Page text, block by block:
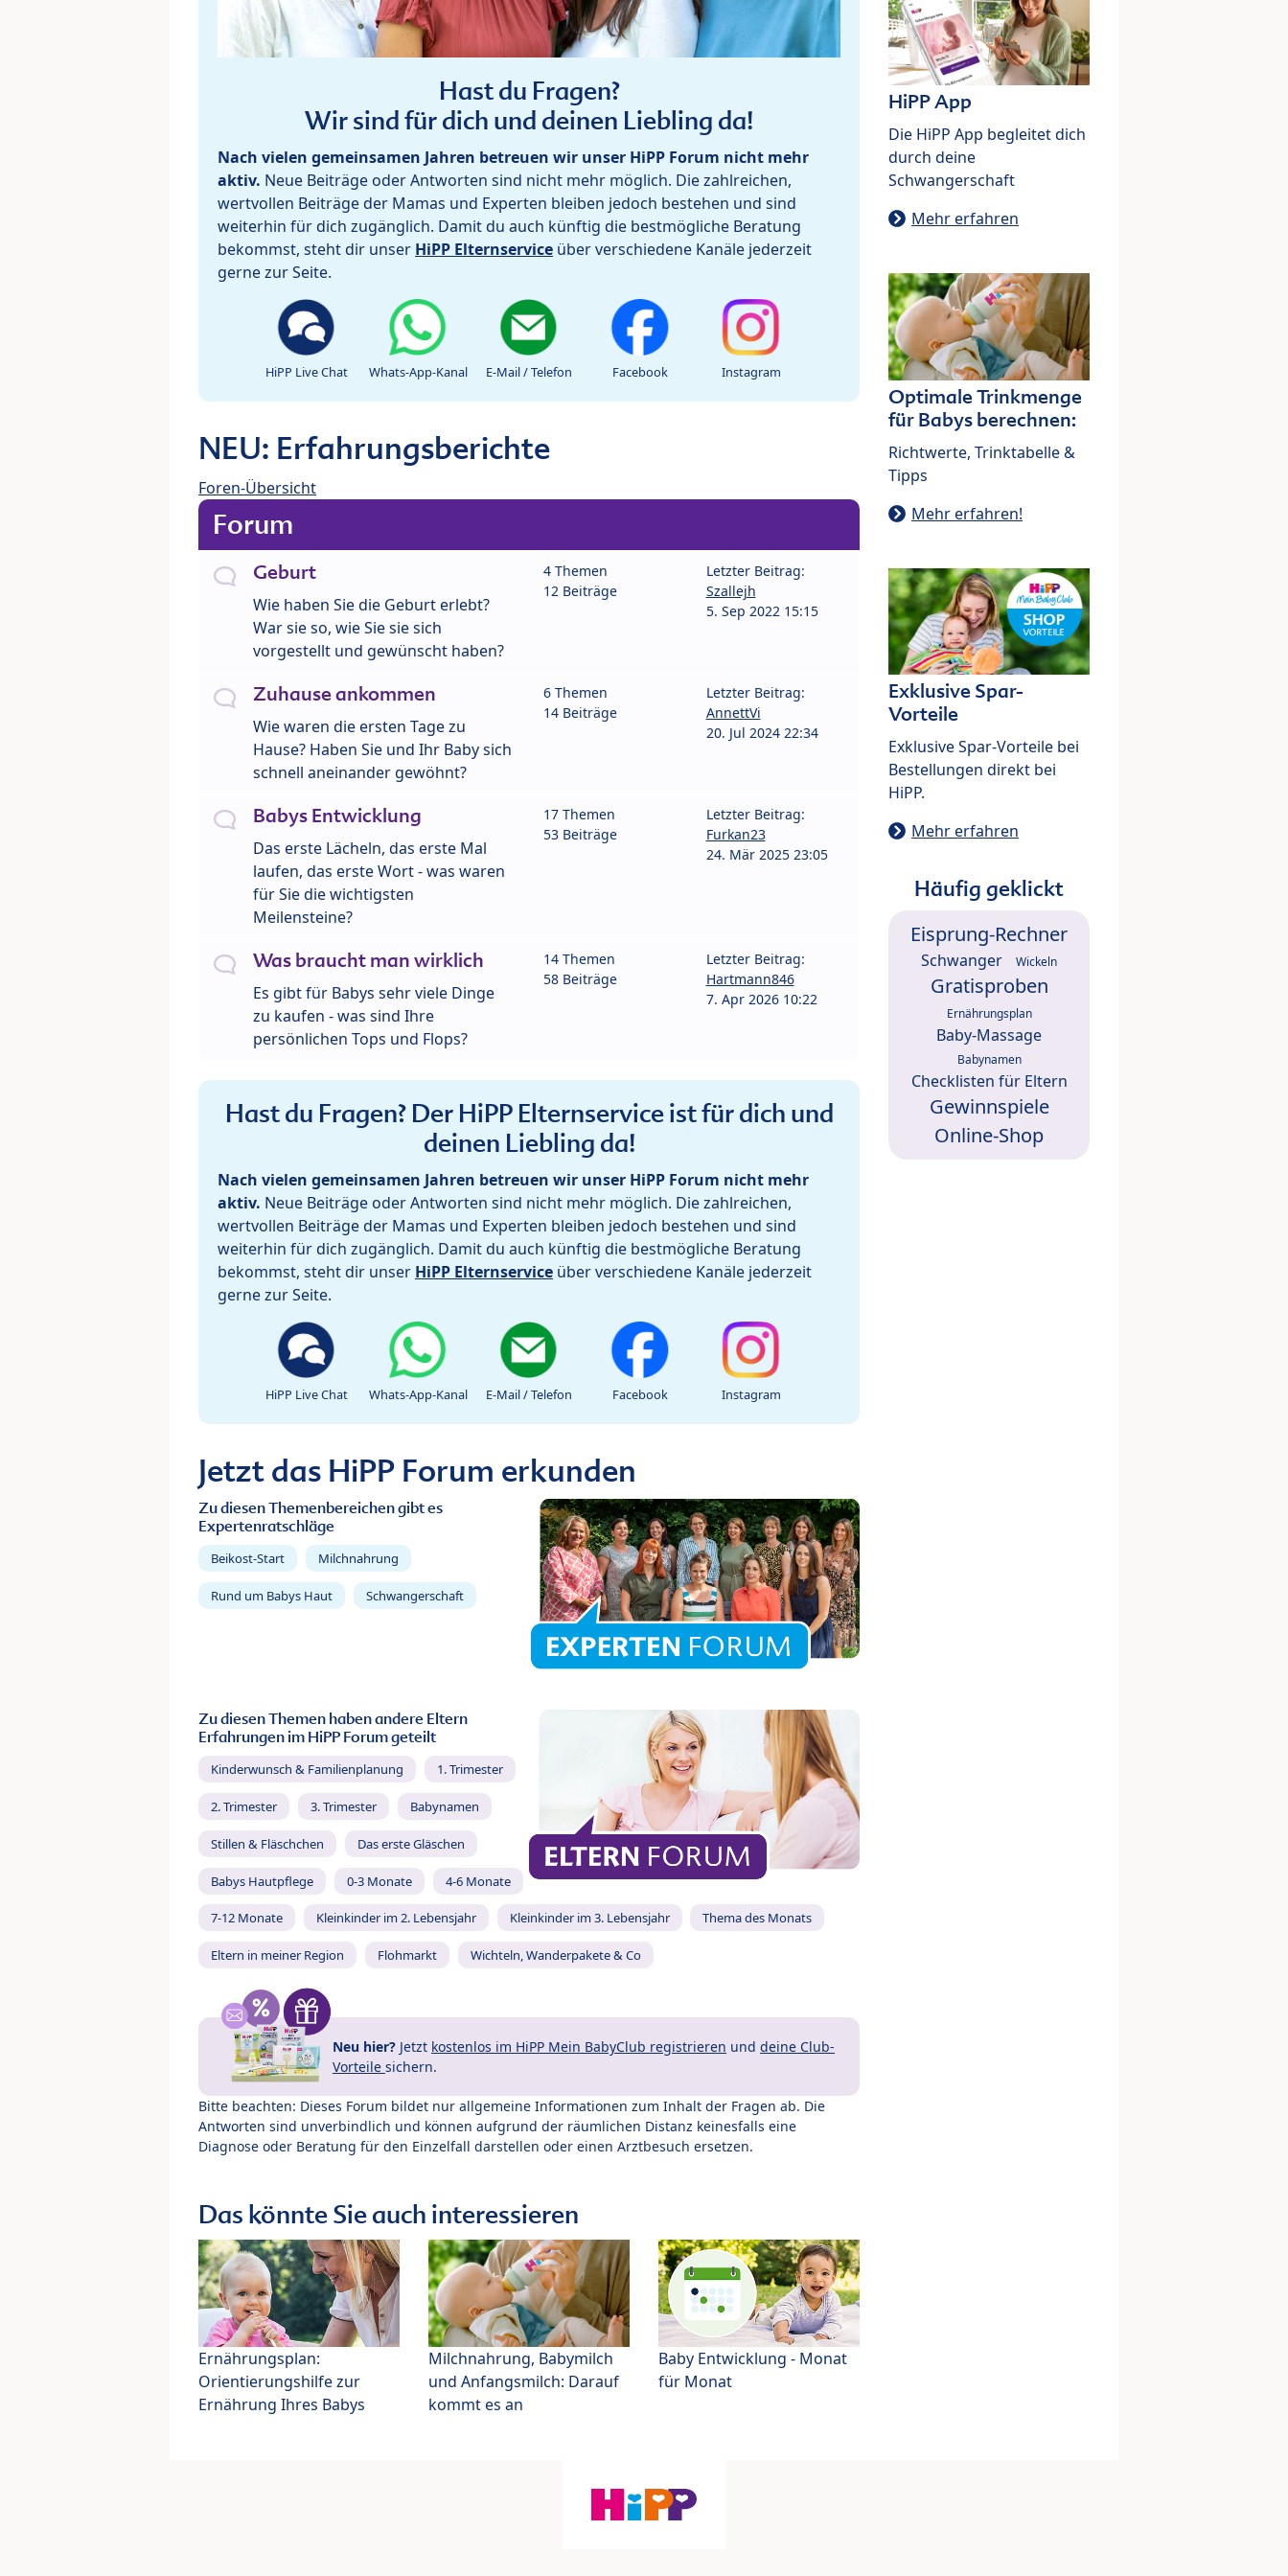
Hast du Fragen?
Wir sind für dich und deinen Liebling da!
Nach vielen gemeinsamen Jahren betreuen wir unser HiPP Forum nicht mehr
aktiv. Neue Beiträge oder Antworten sind nicht mehr möglich. Die zahlreichen,
wertvollen Beiträge der Mamas und Experten bleiben jedoch bestehen und sind
weiterhin für dich zugänglich. Damit du auch künftig die bestmögliche Beratung
bekommst, steht dir unser HiPP Elternservice über verschiedene Kanäle jederzeit
gerne zur Seite.
HiPP Live Chat Whats-App-Kanal E-Mail / Telefon Facebook Instagram
NEU: Erfahrungsberichte
Foren-Übersicht
Forum
Geburt
Wie haben Sie die Geburt erlebt?
War sie so, wie Sie sie sich
vorgestellt und gewünscht haben?
4 Themen
12 Beiträge
Letzter Beitrag:
Szallejh
5. Sep 2022 15:15
Zuhause ankommen
Wie waren die ersten Tage zu
Hause? Haben Sie und Ihr Baby sich
schnell aneinander gewöhnt?
6 Themen
14 Beiträge
Letzter Beitrag:
AnnettVi
20. Jul 2024 22:34
Babys Entwicklung
Das erste Lächeln, das erste Mal
laufen, das erste Wort - was waren
für Sie die wichtigsten
Meilensteine?
17 Themen
53 Beiträge
Letzter Beitrag:
Furkan23
24. Mär 2025 23:05
Was braucht man wirklich
Es gibt für Babys sehr viele Dinge
zu kaufen - was sind Ihre
persönlichen Tops und Flops?
14 Themen
58 Beiträge
Letzter Beitrag:
Hartmann846
7. Apr 2026 10:22
Hast du Fragen? Der HiPP Elternservice ist für dich und
deinen Liebling da!
Nach vielen gemeinsamen Jahren betreuen wir unser HiPP Forum nicht mehr
aktiv. Neue Beiträge oder Antworten sind nicht mehr möglich. Die zahlreichen,
wertvollen Beiträge der Mamas und Experten bleiben jedoch bestehen und sind
weiterhin für dich zugänglich. Damit du auch künftig die bestmögliche Beratung
bekommst, steht dir unser HiPP Elternservice über verschiedene Kanäle jederzeit
gerne zur Seite.
HiPP Live Chat Whats-App-Kanal E-Mail / Telefon Facebook Instagram
Jetzt das HiPP Forum erkunden
Zu diesen Themenbereichen gibt es
Expertenratschläge
Beikost-Start Milchnahrung
Rund um Babys Haut Schwangerschaft
Zu diesen Themen haben andere Eltern
Erfahrungen im HiPP Forum geteilt
Kinderwunsch & Familienplanung 1. Trimester
2. Trimester 3. Trimester Babynamen
Stillen & Fläschchen Das erste Gläschen
Babys Hautpflege 0-3 Monate 4-6 Monate
7-12 Monate Kleinkinder im 2. Lebensjahr Kleinkinder im 3. Lebensjahr Thema des Monats
Eltern in meiner Region Flohmarkt Wichteln, Wanderpakete & Co
Neu hier? Jetzt kostenlos im HiPP Mein BabyClub registrieren und deine Club-
Vorteile sichern.
Bitte beachten: Dieses Forum bildet nur allgemeine Informationen zum Inhalt der Fragen ab. Die
Antworten sind unverbindlich und können aufgrund der räumlichen Distanz keinesfalls eine
Diagnose oder Beratung für den Einzelfall darstellen oder einen Arztbesuch ersetzen.
Das könnte Sie auch interessieren
Ernährungsplan:
Orientierungshilfe zur
Ernährung Ihres Babys
Milchnahrung, Babymilch
und Anfangsmilch: Darauf
kommt es an
Baby Entwicklung - Monat
für Monat
HiPP App
Die HiPP App begleitet dich
durch deine
Schwangerschaft
Mehr erfahren
Optimale Trinkmenge
für Babys berechnen:
Richtwerte, Trinktabelle &
Tipps
Mehr erfahren!
Exklusive Spar-
Vorteile
Exklusive Spar-Vorteile bei
Bestellungen direkt bei
HiPP.
Mehr erfahren
Häufig geklickt
Eisprung-Rechner
Schwanger Wickeln
Gratisproben
Ernährungsplan
Baby-Massage
Babynamen
Checklisten für Eltern
Gewinnspiele
Online-Shop